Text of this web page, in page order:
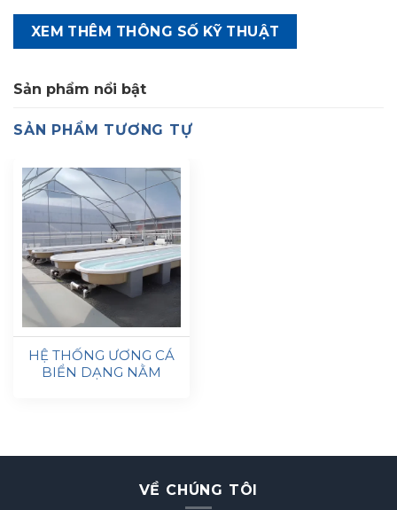
XEM THÊM THÔNG SỐ KỸ THUẬT
Sản phẩm nổi bật
SẢN PHẨM TƯƠNG TỰ
HỆ THỐNG ƯƠNG CÁ
BIỂN DẠNG NẰM
VỀ CHÚNG TÔI